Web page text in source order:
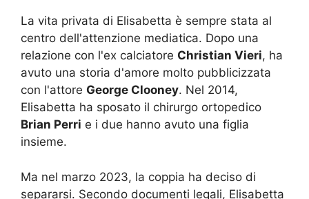
La vita privata di Elisabetta è sempre stata al
centro dell'attenzione mediatica. Dopo una
relazione con l'ex calciatore Christian Vieri, ha
avuto una storia d'amore molto pubblicizzata
con l'attore George Clooney. Nel 2014,
Elisabetta ha sposato il chirurgo ortopedico
Brian Perri e i due hanno avuto una figlia
insieme.
Ma nel marzo 2023, la coppia ha deciso di
separarsi. Secondo documenti legali, Elisabetta